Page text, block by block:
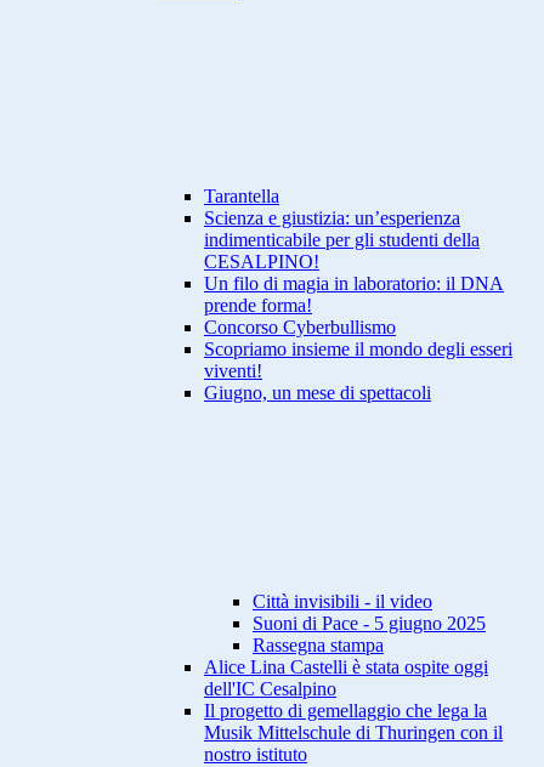
Tarantella
Scienza e giustizia: un’esperienza
indimenticabile per gli studenti della
CESALPINO!
Un filo di magia in laboratorio: il DNA
prende forma!
Concorso Cyberbullismo
Scopriamo insieme il mondo degli esseri
viventi!
Giugno, un mese di spettacoli
Città invisibili - il video
Suoni di Pace - 5 giugno 2025
Rassegna stampa
Alice Lina Castelli è stata ospite oggi
dell'IC Cesalpino
Il progetto di gemellaggio che lega la
Musik Mittelschule di Thuringen con il
nostro istituto